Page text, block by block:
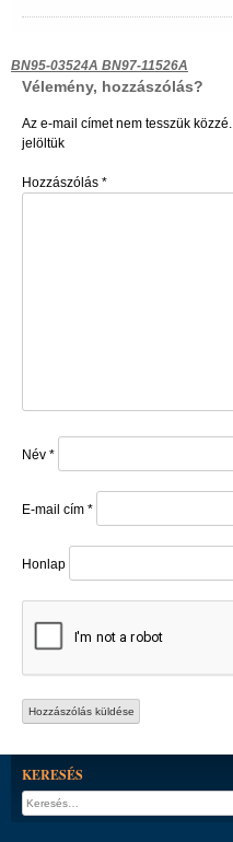
Bejegyzés
navigáció
BN95-03524A BN97-11526A
Vélemény, hozzászólás?
Az e-mail címet nem tesszük közzé.
jelöltük
Hozzászólás *
Név *
E-mail cím *
Honlap
KERESÉS
Keresés: